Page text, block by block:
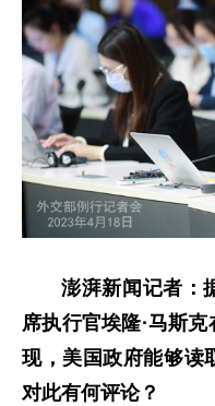
澎湃新闻记者：
席执行官埃隆·马斯
现，美国政府能够读
对此有何评论？